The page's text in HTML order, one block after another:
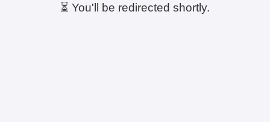
⏳ You'll be redirected shortly.